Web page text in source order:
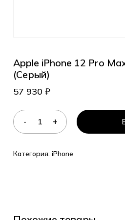
Apple iPhone 12 Pro
(Серый)
57 930 ₽
Категория: iPhone